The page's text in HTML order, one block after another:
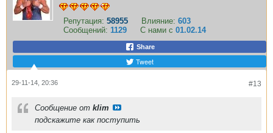
Репутация: 58955 Влияние: 603
Сообщений: 1129 С нами с 01.02.14
Share
Tweet
#13
29-11-14, 20:36
Сообщение от klim
подскажите как поступить